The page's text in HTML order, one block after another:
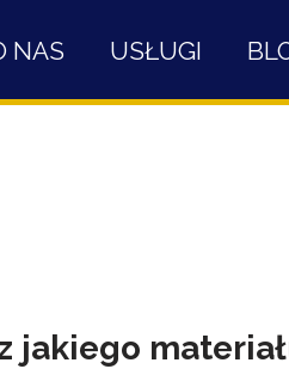
NAS USŁUGI
jakiego